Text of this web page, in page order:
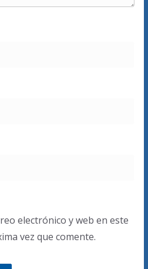
electrónico y web en este
vez que comente.